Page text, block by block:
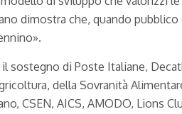
dimostra che, quando pubblico
sostegno di Poste Italiane,
della Sovranità
CSEN, AICS, AMODO, Lions